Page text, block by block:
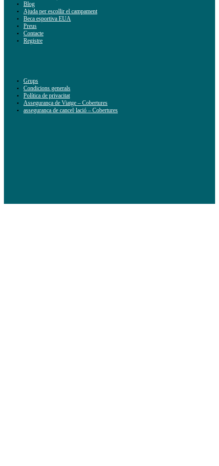
Blog
Ajuda per escollir el campament
Beca esportiva EUA
Preus
Contacte
Registre
Grups
Condicions generals
Política de privacitat
Assegurança de Viatge – Cobertures
assegurança de cancel·lació – Cobertures